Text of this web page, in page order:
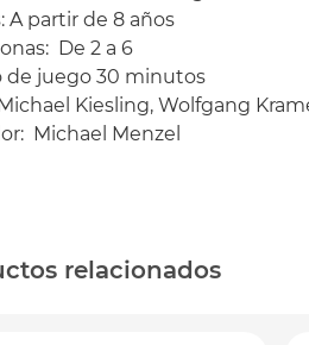
A partir de 8 años
De 2 a 6
de juego 30 minutos
Kiesling, Wolfgang
Michael Menzel
relacionados